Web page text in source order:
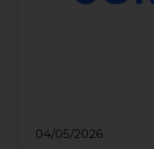
04/05/2026